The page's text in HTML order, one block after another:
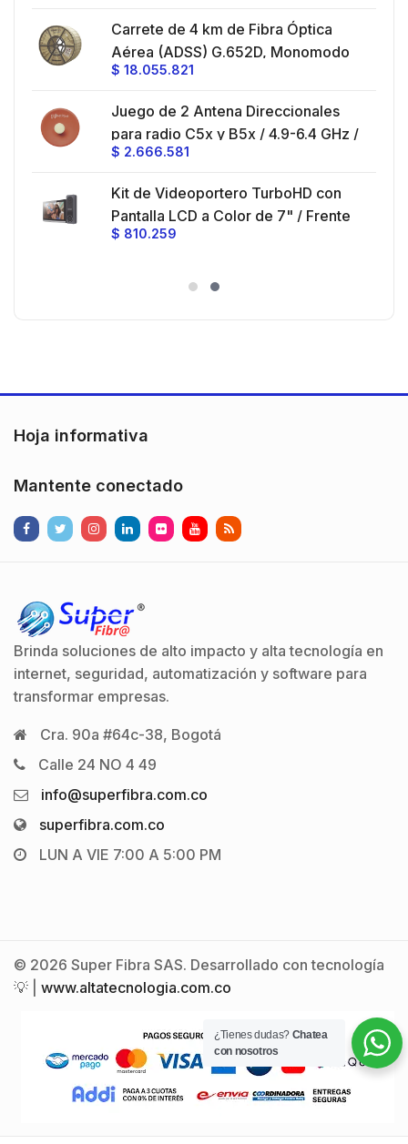
Montaje y jumpers incluidos.
Carrete de 4 km de Fibra Óptica
Aérea (ADSS) G.652D, Monomodo
de 24 Hilos, Exterior, Span 200,
$ 18.055.821
Juego de 2 Antena Direccionales
para radio C5x y B5x / 4.9-6.4 GHz /
Ganancia 27 dBi / Montaje incluido.
$ 2.666.581
Kit de Videoportero TurboHD con
Pantalla LCD a Color de 7" / Frente
de Calle para Exterior de
)130° de Visión (Gran Angular)
$ 810.259
Hoja informativa
Mantente conectado
Brinda soluciones de alto impacto y alta tecnología en
internet, seguridad, automatización y software para
transformar empresas.
Cra. 90a #64c-38, Bogotá
Calle 24 NO 4 49
info@superfibra.com.co
superfibra.com.co
LUN A VIE 7:00 A 5:00 PM
© 2026 Super Fibra SAS. Desarrollado con tecnología
💡 | www.altatecnologia.com.co
¿Tienes dudas? Chatea
con nosotros